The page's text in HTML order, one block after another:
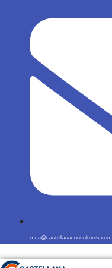
mca@castellanaconsultores.com